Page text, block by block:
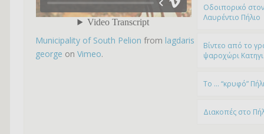
Municipality of South Pelion from lagdaris
george on Vimeo.
Οδοιπορικό
Λαυρέντιο Πήλιο
Βίντεο από το
ψαροχώρι
To … “κρυφό”
Διακοπές στο